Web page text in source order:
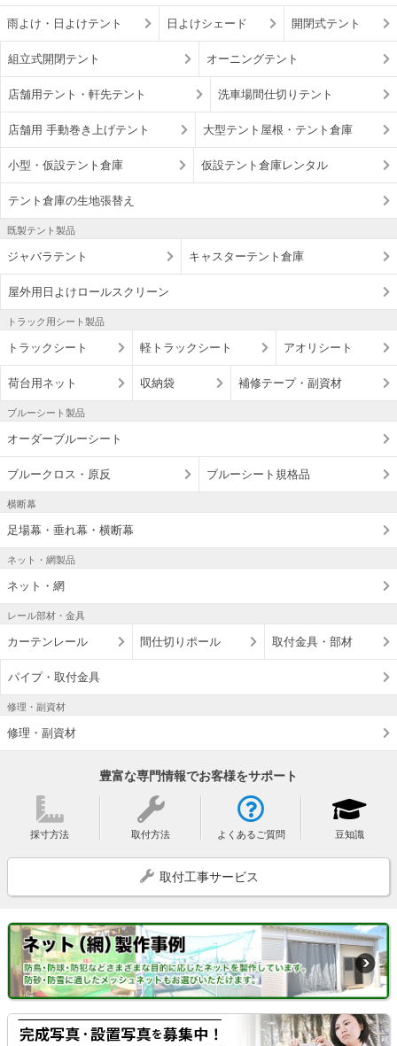
雨よけ・日よけテント 日よけシェード 開閉式テント
組立式開閉テント オーニングテント
店舗用テント・軒先テント 洗車場間仕切りテント
店舗用 手動巻き上げテント 大型テント屋根・テント倉庫
小型・仮設テント倉庫 仮設テント倉庫レンタル
テント倉庫の生地張替え
既製テント製品
ジャバラテント キャスターテント倉庫
屋外用日よけロールスクリーン
トラック用シート製品
トラックシート 軽トラックシート アオリシート
荷台用ネット 収納袋 補修テープ・副資材
ブルーシート製品
オーダーブルーシート
ブルークロス・原反 ブルーシート規格品
横断幕
足場幕・垂れ幕・横断幕
ネット・網製品
ネット・網
レール部材・金具
カーテンレール 間仕切りポール 取付金具・部材
パイプ・取付金具
修理・副資材
修理・副資材
豊富な専門情報でお客様をサポート
採寸方法 取付方法 よくあるご質問 豆知識
取付工事サービス